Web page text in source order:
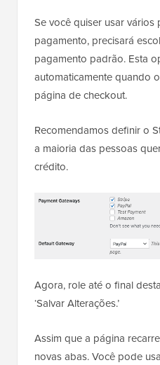
Se você quiser usar
pagamento, precisará
pagamento padrão. Esta
automaticamente quando
página de checkout.
Recomendamos definir o
a maioria das pessoas
crédito.
Agora, role até o final
‘Salvar Alterações.’
Assim que a página
novas abas. Você pode